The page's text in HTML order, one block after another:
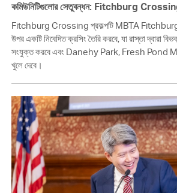
কমিউনিটিগুলোর সেতুবন্ধন: Fitchburg
Fitchburg Crossing প্রকল্পটি MBTA Fitchburg
উপর একটি নিবেদিত ক্রসিং তৈরি করবে, যা রাস্তা দ্বারা
সংযুক্ত করবে এবং Danehy Park, Fresh Pond
খুলে দেবে।